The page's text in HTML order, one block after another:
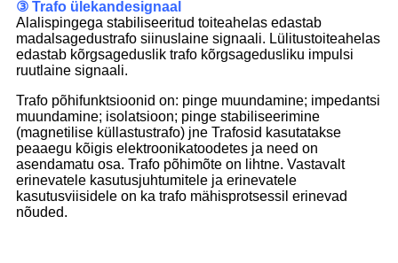
③ Trafo ülekandesignaal
Alalispingega stabiliseeritud toiteahelas edastab
madalsagedustrafo siinuslaine signaali. Lülitustoiteahelas
edastab kõrgsageduslik trafo kõrgsagedusliku impulsi
ruutlaine signaali.
Trafo põhifunktsioonid on: pinge muundamine; impedantsi
muundamine; isolatsioon; pinge stabiliseerimine
(magnetilise küllastustrafo) jne Trafosid kasutatakse
peaaegu kõigis elektroonikatoodetes ja need on
asendamatu osa. Trafo põhimõte on lihtne. Vastavalt
erinevatele kasutusjuhtumitele ja erinevatele
kasutusviisidele on ka trafo mähisprotsessil erinevad
nõuded.